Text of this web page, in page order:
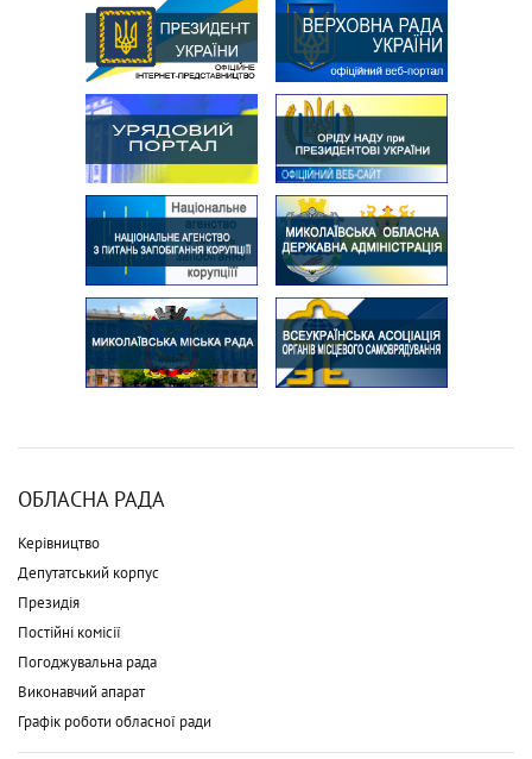
ОБЛАСНА РАДА
Керівництво
Депутатський корпус
Президія
Постійні комісії
Погоджувальна рада
Виконавчий апарат
Графік роботи обласної ради